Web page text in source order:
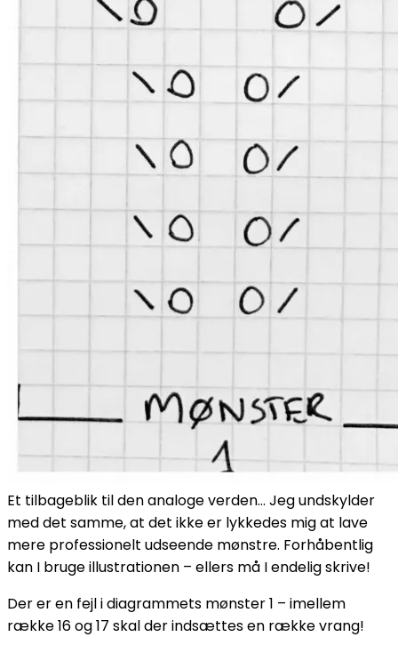
Et tilbageblik til den analoge verden… Jeg undskylder
med det samme, at det ikke er lykkedes mig at lave
mere professionelt udseende mønstre. Forhåbentlig
kan I bruge illustrationen – ellers må I endelig skrive!
Der er en fejl i diagrammets mønster 1 – imellem
række 16 og 17 skal der indsættes en række vrang!